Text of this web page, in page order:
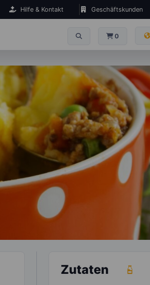
Hilfe & Kontakt Geschäftskunden
0
Zutaten